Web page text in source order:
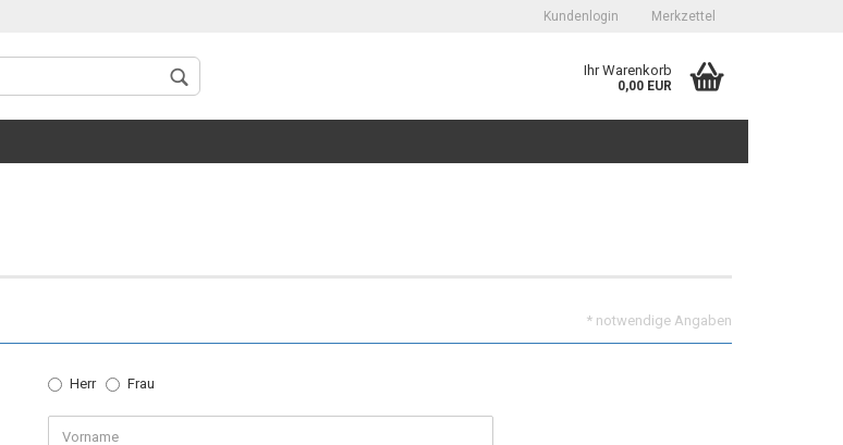
Kundenlogin
Passwort vergessen?
Merkzettel
Ihr Warenkorb
0,00 EUR
Herr Frau
* notwendige Angaben